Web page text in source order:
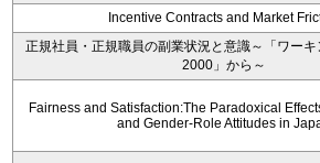
Incentive Contracts and Market
正規社員・正規職員の副業状況と意識～「ワー
2000」から～
Fairness and Satisfaction:The Paradoxical
and Gender-Role Attitudes in